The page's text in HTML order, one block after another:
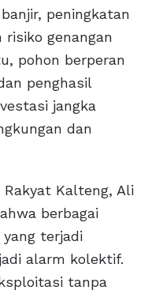
peningkatan
genangan
pohon berperan
penghasil
jangka
dan
Rakyat Kalteng, Ali
berbagai
terjadi
alarm kolektif.
tanpa